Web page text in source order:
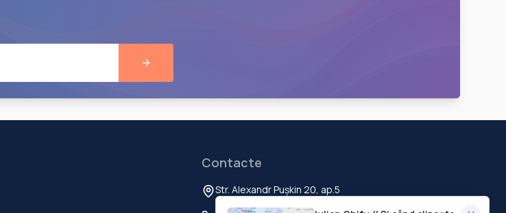
Contacte
Str. Alexandr Pușkin 20, ap.5
Chisinau, MD-2012, Republica Moldova